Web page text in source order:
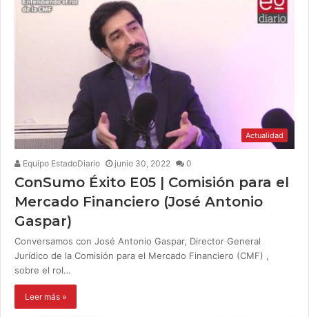
Actualidad
Equipo EstadoDiario junio 30, 2022 0
ConSumo Éxito E05 | Comisión para el
Mercado Financiero (José Antonio
Gaspar)
Conversamos con José Antonio Gaspar, Director General
Jurídico de la Comisión para el Mercado Financiero (CMF) ,
sobre el rol…
Leer más »